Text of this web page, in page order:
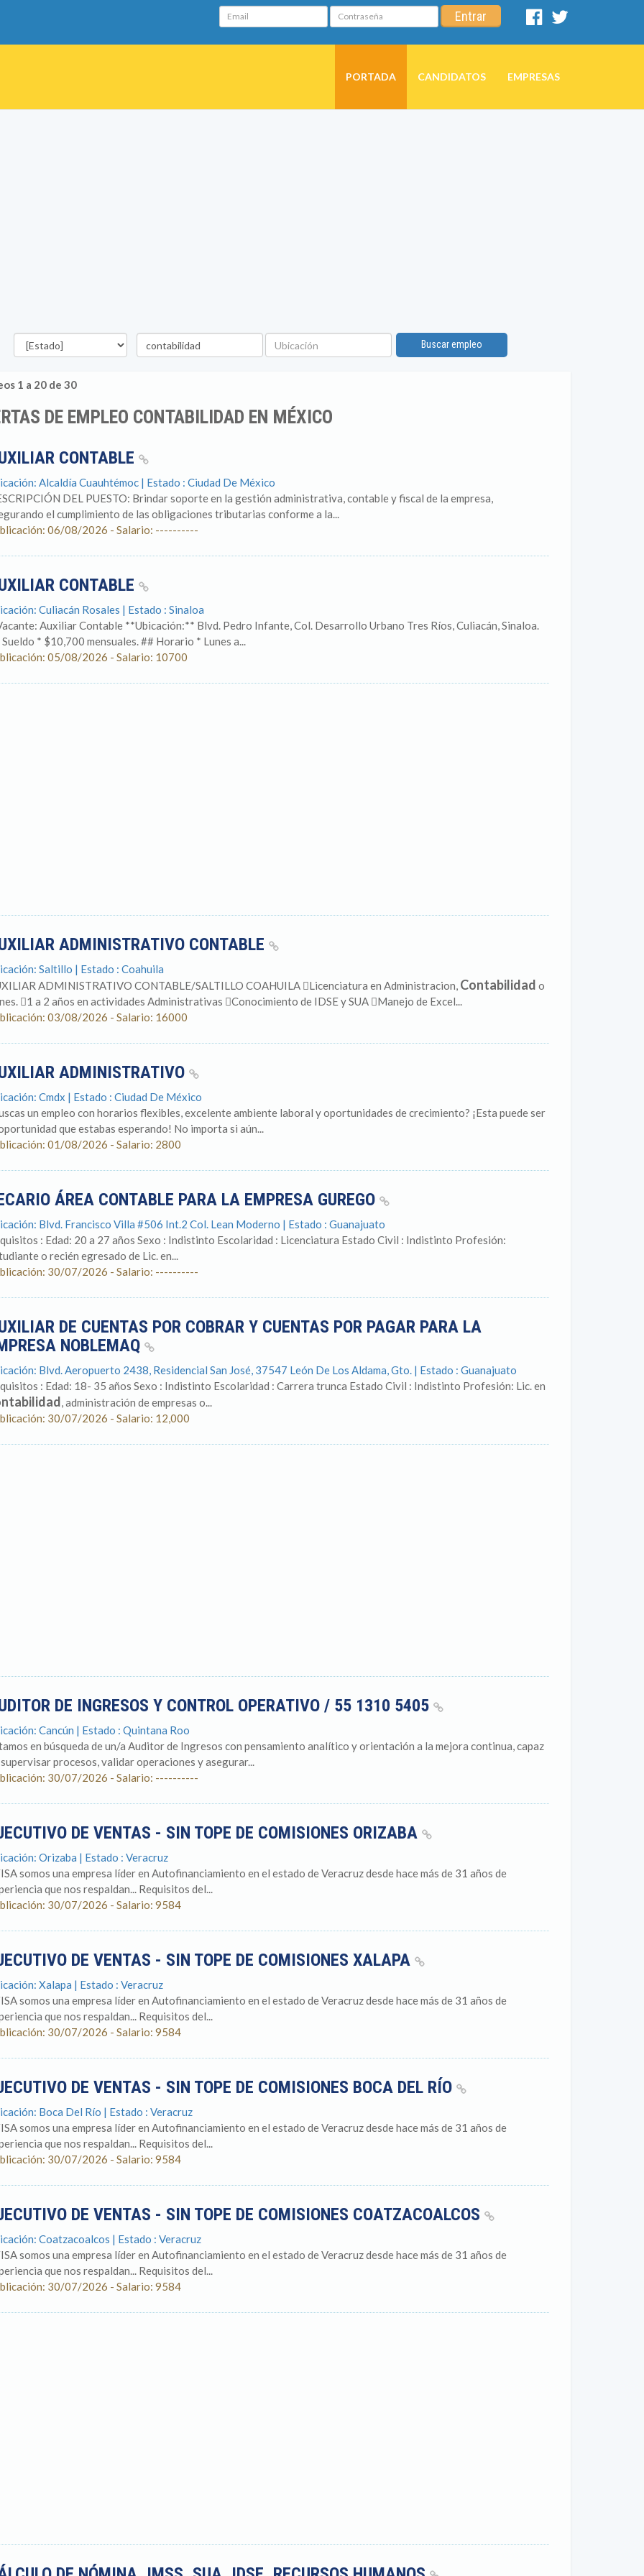
Email Contraseña Entrar
Facebook
PORTADA CANDIDATOS EMPRESAS
Estado
Palabra
clave
Ubicación
Buscar empleo
1 a 20 de 30
DE EMPLEO CONTABILIDAD EN MÉXICO
CONTABLE
Alcaldía Cuauhtémoc | Estado : Ciudad De México
DEL PUESTO: Brindar soporte en la gestión administrativa, contable y fiscal de la empresa,
el cumplimiento de las obligaciones tributarias conforme a la...
06/08/2026 - Salario: ----------
CONTABLE
Culiacán Rosales | Estado : Sinaloa
Auxiliar Contable **Ubicación:** Blvd. Pedro Infante, Col. Desarrollo Urbano Tres Ríos, Culiacán, Sinaloa.
* $10,700 mensuales. ## Horario * Lunes a...
05/08/2026 - Salario: 10700
ADMINISTRATIVO CONTABLE
Saltillo | Estado : Coahuila
ADMINISTRATIVO CONTABLE/SALTILLO COAHUILA Licenciatura en Administracion, Contabilidad o
1 a 2 años en actividades Administrativas Conocimiento de IDSE y SUA Manejo de Excel...
03/08/2026 - Salario: 16000
ADMINISTRATIVO
Cmdx | Estado : Ciudad De México
un empleo con horarios flexibles, excelente ambiente laboral y oportunidades de crecimiento? ¡Esta puede ser
que estabas esperando! No importa si aún...
01/08/2026 - Salario: 2800
ÁREA CONTABLE PARA LA EMPRESA GUREGO
Blvd. Francisco Villa #506 Int.2 Col. Lean Moderno | Estado : Guanajuato
: Edad: 20 a 27 años Sexo : Indistinto Escolaridad : Licenciatura Estado Civil : Indistinto Profesión:
o recién egresado de Lic. en...
30/07/2026 - Salario: ----------
DE CUENTAS POR COBRAR Y CUENTAS POR PAGAR PARA LA
NOBLEMAQ
Blvd. Aeropuerto 2438, Residencial San José, 37547 León De Los Aldama, Gto. | Estado : Guanajuato
: Edad: 18- 35 años Sexo : Indistinto Escolaridad : Carrera trunca Estado Civil : Indistinto Profesión: Lic. en
, administración de empresas o...
30/07/2026 - Salario: 12,000
DE INGRESOS Y CONTROL OPERATIVO / 55 1310 5405
Cancún | Estado : Quintana Roo
en búsqueda de un/a Auditor de Ingresos con pensamiento analítico y orientación a la mejora continua, capaz
procesos, validar operaciones y asegurar...
30/07/2026 - Salario: ----------
DE VENTAS - SIN TOPE DE COMISIONES ORIZABA
Orizaba | Estado : Veracruz
somos una empresa líder en Autofinanciamiento en el estado de Veracruz desde hace más de 31 años de
que nos respaldan... Requisitos del...
30/07/2026 - Salario: 9584
DE VENTAS - SIN TOPE DE COMISIONES XALAPA
Xalapa | Estado : Veracruz
somos una empresa líder en Autofinanciamiento en el estado de Veracruz desde hace más de 31 años de
que nos respaldan... Requisitos del...
30/07/2026 - Salario: 9584
DE VENTAS - SIN TOPE DE COMISIONES BOCA DEL RÍO
Boca Del Río | Estado : Veracruz
somos una empresa líder en Autofinanciamiento en el estado de Veracruz desde hace más de 31 años de
que nos respaldan... Requisitos del...
30/07/2026 - Salario: 9584
DE VENTAS - SIN TOPE DE COMISIONES COATZACOALCOS
Coatzacoalcos | Estado : Veracruz
somos una empresa líder en Autofinanciamiento en el estado de Veracruz desde hace más de 31 años de
que nos respaldan... Requisitos del...
30/07/2026 - Salario: 9584